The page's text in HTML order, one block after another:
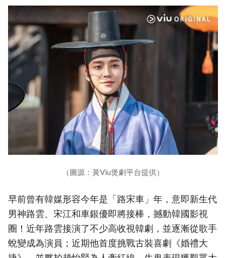
（圖源：黃Viu煲劇平台提供）
早前曾有韓媒形容今年是「路宋車」年，意即新生代
男神路雲、宋江和車銀優即將接棒，撼動韓國影視
圈！近年路雲接演了不少高收視韓劇，並逐漸從歌手
蛻變成為演員；近期他首度挑戰古裝喜劇《婚禮大